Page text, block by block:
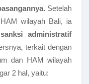
Setelah
wilayah Bali, ia
administratif
terkait dengan
dan HAM wilayah
2 hal, yaitu: